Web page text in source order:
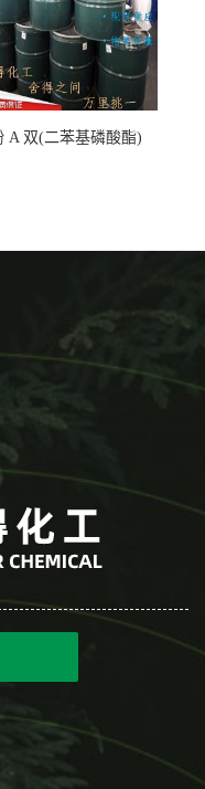
A 双(二苯基磷酸酯)